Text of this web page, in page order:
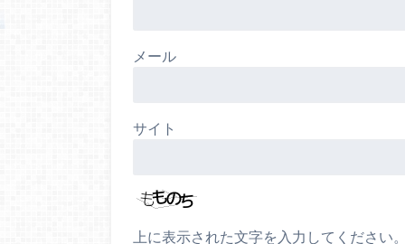
メール
サイト
上に表示された文字を入力してください